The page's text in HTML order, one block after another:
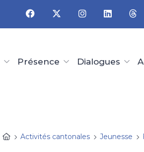
Présence Dialogues
Activités cantonales Jeunesse